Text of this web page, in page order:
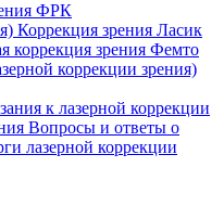
ФРК
Коррекция зрения Ласик
коррекция зрения Фемто
коррекции зрения)
к лазерной коррекции
Вопросы и ответы о
лазерной коррекции